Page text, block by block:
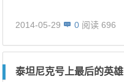
2014-05-29 0 阅读 696
泰坦尼克号上最后的英雄